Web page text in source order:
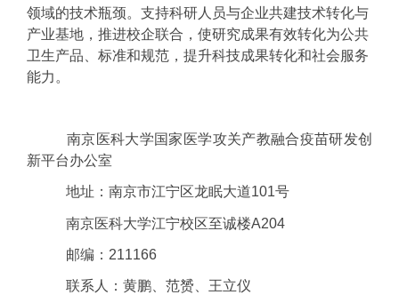
领域的技术瓶颈。支持科研人员与企业共建技术转化与
产业基地，推进校企联合，使研究成果有效转化为公共
卫生产品、标准和规范，提升科技成果转化和社会服务
能力。
南京医科大学国家医学攻关产教融合疫苗研发创
新平台办公室
地址：南京市江宁区龙眠大道101号
南京医科大学江宁校区至诚楼A204
邮编：211166
联系人：黄鹏、范赟、王立仪